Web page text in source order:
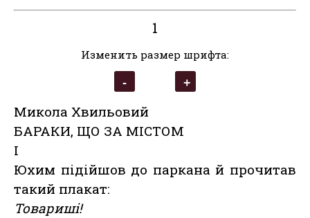
1
Изменить размер шрифта:
Микола Хвильовий
БАРАКИ, ЩО ЗА МІСТОМ
І
Юхим підійшов до паркана й прочитав
такий плакат:
Товариші!